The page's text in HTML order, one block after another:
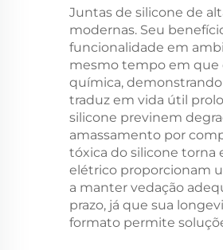
Cozinha
Ferramentas
Juntas de silicone de
modernas. Seu
funcionalidade em
mesmo tempo em que
química,
traduz em vida útil
silicone previnem
amassamento por
tóxica do silicone torna
elétrico proporcionam
a manter vedação
prazo, já que sua
formato permite